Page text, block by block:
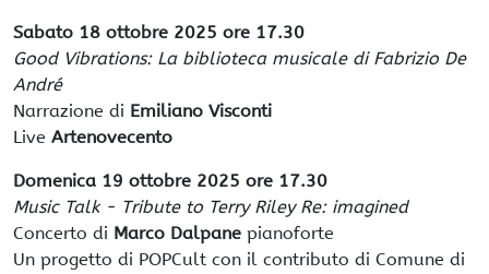
Sabato 18 ottobre 2025 ore 17.30
Good Vibrations: La biblioteca musicale di Fabrizio De
André
Narrazione di Emiliano Visconti
Live Artenovecento
Domenica 19 ottobre 2025 ore 17.30
Music Talk - Tribute to Terry Riley Re: imagined
Concerto di Marco Dalpane pianoforte
Un progetto di POPCult con il contributo di Comune di